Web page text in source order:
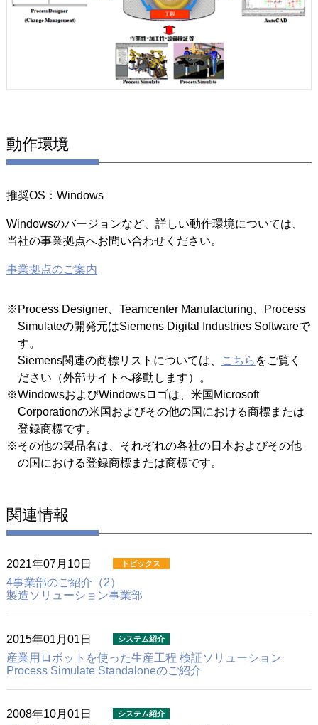
動作環境
推奨OS：Windows
Windowsのバージョンなど、詳しい動作環境については、
当社の事業拠点へお問い合わせください。
事業拠点のご案内
※Process Designer、Teamcenter Manufacturing、Process
Simulateの開発元はSiemens Digital Industries Softwareで
す。
Siemens関連の商標リストについては、
こちら をご覧く
ださい（外部サイトへ移動します）。
※WindowsおよびWindowsロゴは、米国Microsoft
Corporationの米国およびその他の国における商標または
登録商標です。
※その他の製品名は、それぞれの各社の日本およびその他
の国における登録商標または商標です。
関連情報
2021年07月10日
4事業部のご紹介（2）
製造ソリューション事業部
2015年01月01日
産業用ロボットを使った生産工程 検証ソリューション
Process Simulate Standaloneのご紹介
2008年10月01日